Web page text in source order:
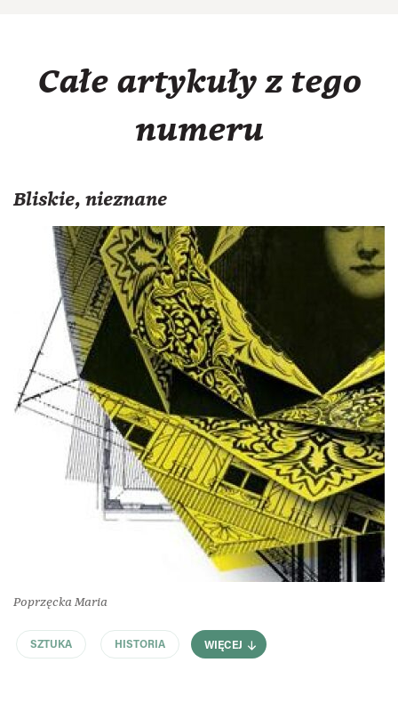
Całe artykuły z tego
numeru
Bliskie, nieznane
Poprzęcka Maria
SZTUKA HISTORIA WIĘCEJ